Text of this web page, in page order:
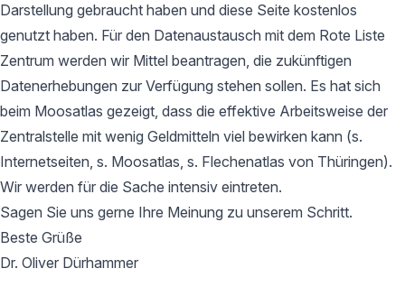
Darstellung gebraucht haben und diese Seite kostenlos
genutzt haben. Für den Datenaustausch mit dem Rote Liste
Zentrum werden wir Mittel beantragen, die zukünftigen
Datenerhebungen zur Verfügung stehen sollen. Es hat sich
beim Moosatlas gezeigt, dass die effektive Arbeitsweise der
Zentralstelle mit wenig Geldmitteln viel bewirken kann (s.
Internetseiten, s. Moosatlas, s. Flechenatlas von Thüringen).
Wir werden für die Sache intensiv eintreten.
Sagen Sie uns gerne Ihre Meinung zu unserem Schritt.
Beste Grüße
Dr. Oliver Dürhammer